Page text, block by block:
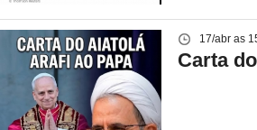
17/abr as
Carta